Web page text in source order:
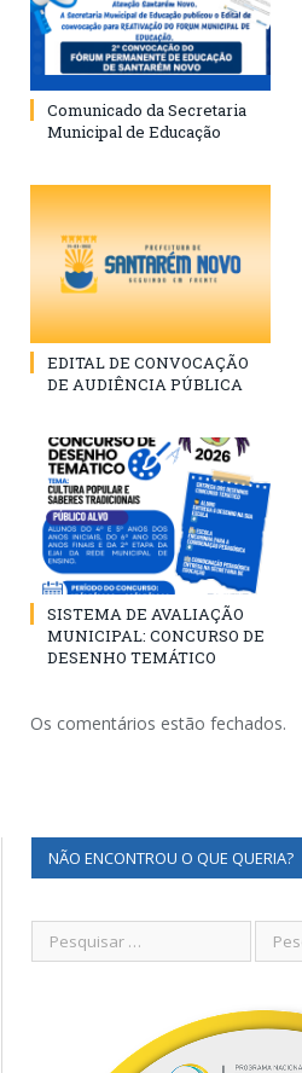
Comunicado da Secretaria
Municipal de Educação
EDITAL DE CONVOCAÇÃO
DE AUDIÊNCIA PÚBLICA
SISTEMA DE AVALIAÇÃO
MUNICIPAL: CONCURSO DE
DESENHO TEMÁTICO
Os comentários estão fechados.
NÃO ENCONTROU O QUE QUERIA?